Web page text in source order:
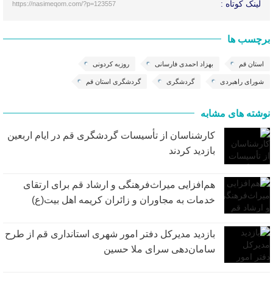
لینک کوتاه : https://nasimeqom.com/?p=123557
برچسب ها
استان قم بهزاد احمدی فارسانی روزبه کردونی
شورای راهبردی گردشگری گردشگری استان قم
نوشته های مشابه
کارشناسان از تأسیسات گردشگری قم در ایام اربعین
بازدید کردند
هم‌افزایی میراث‌فرهنگی و ارشاد قم برای ارتقای
خدمات به مجاوران و زائران کریمه اهل ‌بیت(ع)
بازدید مدیرکل دفتر امور شهری استانداری قم از طرح
سامان‌دهی سرای ملا حسین